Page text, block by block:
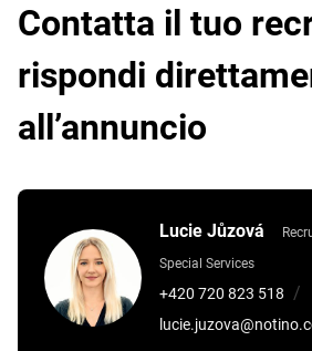
Contatta il tuo
rispondi
all’annuncio
Lucie Jůzová
Special Services
+420 720 823 518 /